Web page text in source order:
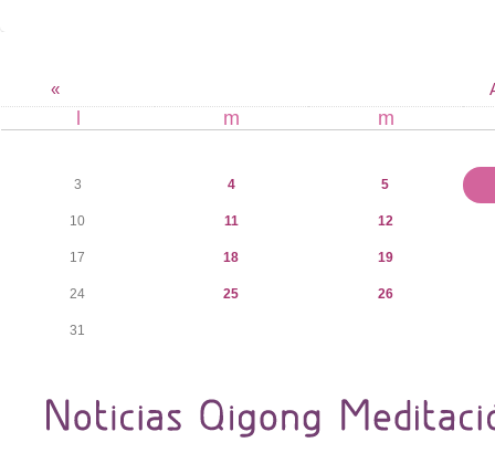
«
m m
3 4 5
10 11 12
17 18 19
24 25 26
31